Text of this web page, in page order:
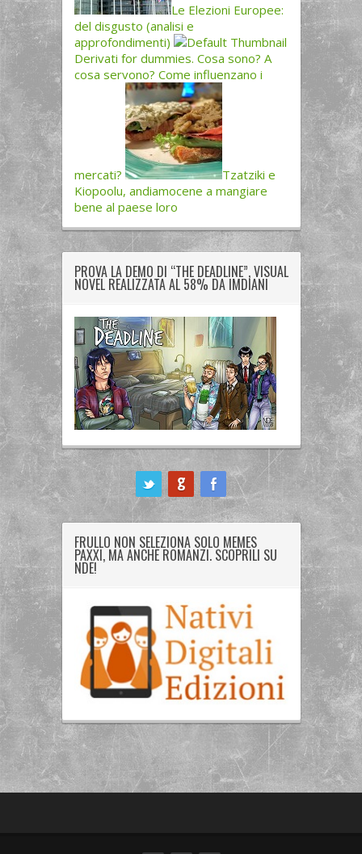
Le Elezioni Europee:
del disgusto (analisi e
approfondimenti)
Derivati for dummies. Cosa sono? A
cosa servono? Come influenzano i
mercati?
Tzatziki e
Kiopoolu, andiamocene a mangiare
bene al paese loro
PROVA LA DEMO DI “THE DEADLINE”, VISUAL
NOVEL REALIZZATA AL 58% DA IMDIANI
FRULLO NON SELEZIONA SOLO MEMES
PAXXI, MA ANCHE ROMANZI. SCOPRILI SU
NDE!